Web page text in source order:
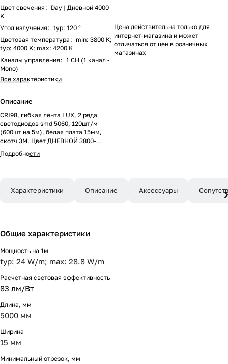
Цвет свечения : Day | Дневной 4000
K
Угол излучения : typ: 120 °
Цветовая температура : min: 3800 K;
typ: 4000 K; max: 4200 K
Каналы управления : 1 CH (1 канал -
Mono)
Все характеристики
Описание
CRI98, гибкая лента LUX, 2 ряда
светодиодов smd 5060, 120шт/м
(600шт на 5м), белая плата 15мм,
скотч 3М. Цвет ДНЕВНОЙ 3800-
4200K. Питание 24V, мощность 28.8
Вт/м (144 Вт на 5м), угол 120°, очень
Цена за 1м.
Подробности
Цена действительна только для
интернет-магазина и может
отличаться от цен в розничных
магазинах
Характеристики Описание Аксессуары
Общие характеристики
Мощность на 1м
typ: 24 W/m; max: 28.8 W/m
Расчетная световая эффективность
83 лм/Вт
Длина, мм
5000 мм
Ширина
15 мм
Минимальный отрезок, мм